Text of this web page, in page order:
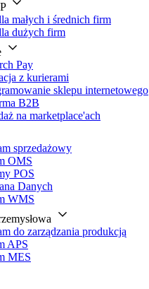
małych i średnich firm
dużych firm
Pay
z kurierami
sklepu internetowego
B2B
na marketplace'ach
sprzedażowy
OMS
POS
Danych
WMS
do zarządzania produkcją
APS
MES